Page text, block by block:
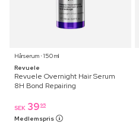
Hårserum ⋅ 150 ml
Revuele
Revuele Overnight Hair Serum
8H Bond Repairing
SEK 39 95
Medlemspris